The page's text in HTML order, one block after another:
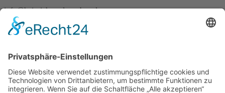
info@heinrichs-anlagenbau.de
Wir benötigen Ihre
Zustimmung, um den
Google Maps-Service zu
laden!